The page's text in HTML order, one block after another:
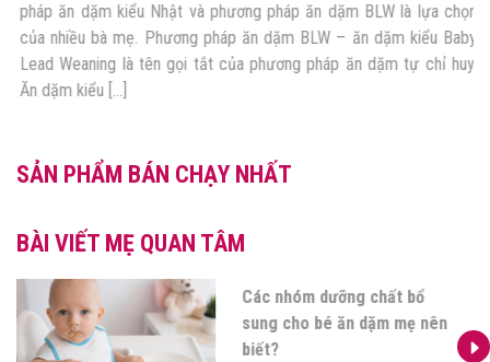
pháp ăn dặm kiểu Nhật và phương pháp ăn dặm BLW là lựa chọn
của nhiều bà mẹ. Phương pháp ăn dặm BLW – ăn dặm kiểu Baby
Lead Weaning là tên gọi tắt của phương pháp ăn dặm tự chỉ huy.
Ăn dặm kiểu […]
SẢN PHẨM BÁN CHẠY NHẤT
BÀI VIẾT MẸ QUAN TÂM
Các nhóm dưỡng chất bổ
sung cho bé ăn dặm mẹ nên
biết?